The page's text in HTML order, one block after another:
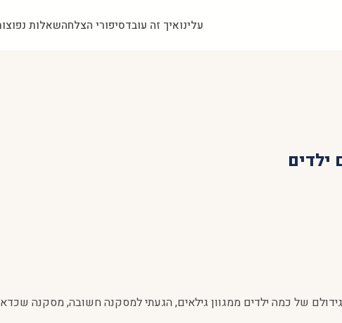
עלינואיך זה עובדסיפורי הצלחהשאלות
של כמה ילדים ממגוון גילאים, הגעתי למסקנה חשובה, מסקנה